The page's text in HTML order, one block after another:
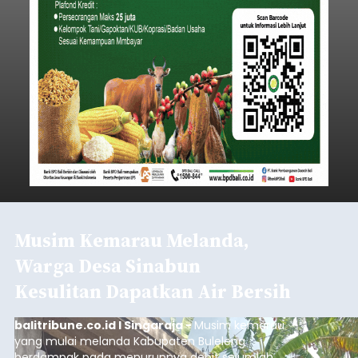
Musim Kemarau Melanda,
Warga Desa Sinabun
Kesulitan Dapatkan Air Bersih
balitribune.co.id I Singaraja -Musim kemarau
yang mulai melanda Kabupaten Buleleng